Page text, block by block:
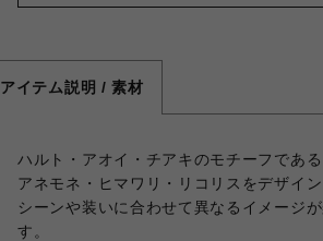
アイテム説明 / 素材
ハルト・アオイ・チアキのモチーフである
アネモネ・ヒマワリ・リコリスをデザイン
シーンや装いに合わせて異なるイメージ
す。